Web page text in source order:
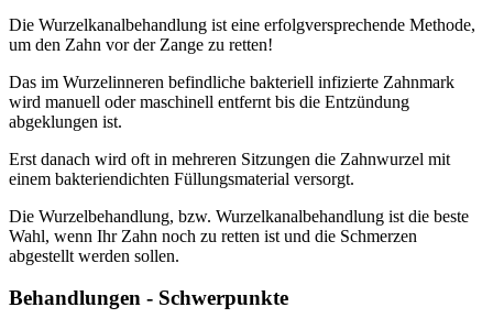
Die Wurzelkanalbehandlung ist eine erfolgversprechende Methode,
um den Zahn vor der Zange zu retten!
Das im Wurzelinneren befindliche bakteriell infizierte Zahnmark
wird manuell oder maschinell entfernt bis die Entzündung
abgeklungen ist.
Erst danach wird oft in mehreren Sitzungen die Zahnwurzel mit
einem bakteriendichten Füllungsmaterial versorgt.
Die Wurzelbehandlung, bzw. Wurzelkanalbehandlung ist die beste
Wahl, wenn Ihr Zahn noch zu retten ist und die Schmerzen
abgestellt werden sollen.
Behandlungen - Schwerpunkte